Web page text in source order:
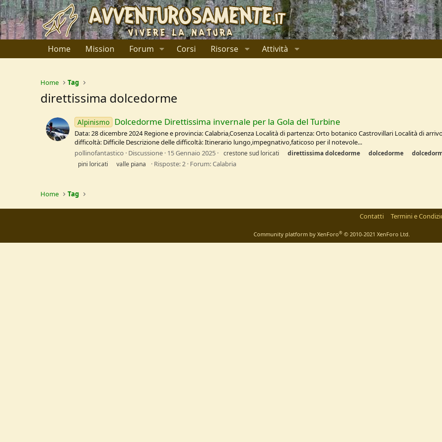
Home Mission Forum Corsi Risorse Attività
Home Tag
direttissima dolcedorme
Alpinismo Dolcedorme Direttissima invernale per la Gola del Turbine
Data: 28 dicembre 2024 Regione e provincia: Calabria,Cosenza Località di partenza: Orto botanico Castrovillari Località di
difficoltà: Difficile Descrizione delle difficoltà: Itinerario lungo,impegnativo,faticoso per il notevole...
pollinofantastico
Discussione 15 Gennaio 2025 crestone sud loricati direttissimadolcedorme dolcedorme
pini loricati
valle piana Risposte: 2 Forum:Calabria
Home Tag
Contatti Termini e
Community platform by XenForo® © 2010-2021 XenForo Ltd.